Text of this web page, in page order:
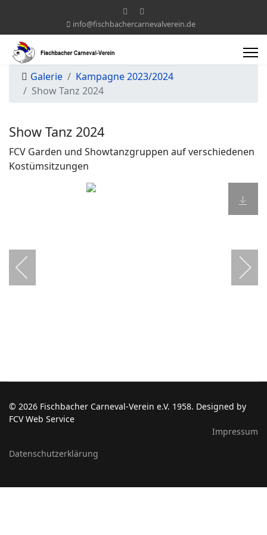
info@fischbachercarnevalverein.de
Galerie
Kampagne 2023/2024
Show Tanz 2024
Show Tanz 2024
FCV Garden und Showtanzgruppen auf verschiedenen
Kostümsitzungen
© 2026 Fischbacher Carneval-Verein e.V. 1958. Designed by
FCV Web Service
Impressum
Datenschutzerklärung